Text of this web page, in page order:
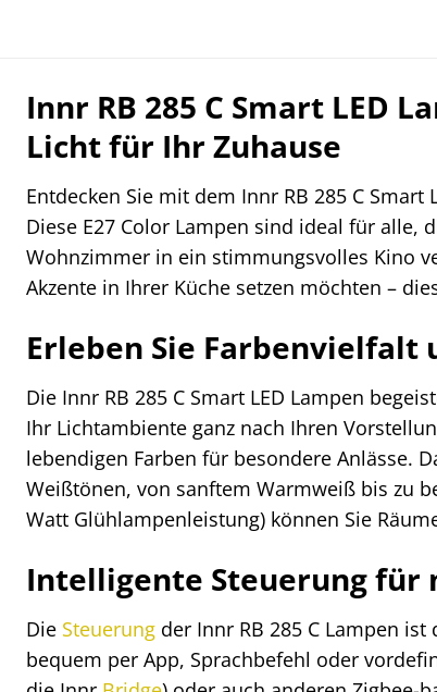
Innr RB 285 C Smart LED
Licht für Ihr Zuhause
Entdecken Sie mit dem Innr RB 285 C
Diese E27 Color Lampen sind ideal für
Wohnzimmer in ein stimmungsvolles Kino
Akzente in Ihrer Küche setzen möchten –
Erleben Sie Farbenvielfalt
Die Innr RB 285 C Smart LED Lampen
Ihr Lichtambiente ganz nach Ihren
lebendigen Farben für besondere Anlässe.
Weißtönen, von sanftem Warmweiß bis zu
Watt Glühlampenleistung) können Sie
Intelligente Steuerung für
Die Steuerung der Innr RB 285 C Lampen
bequem per App, Sprachbefehl oder